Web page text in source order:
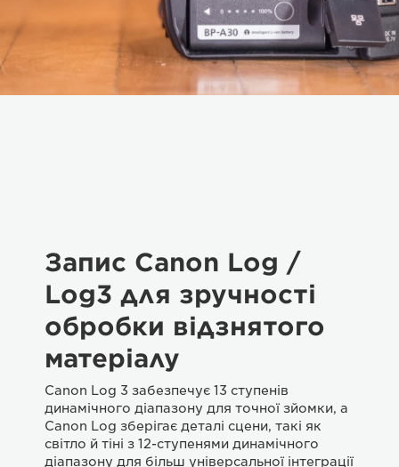
Запис Canon Log /
Log3 для зручності
обробки відзнятого
матеріалу
Canon Log 3 забезпечує 13 ступенів
динамічного діапазону для точної зйомки, а
Canon Log зберігає деталі сцени, такі як
світло й тіні з 12-ступенями динамічного
діапазону для більш універсальної інтеграції